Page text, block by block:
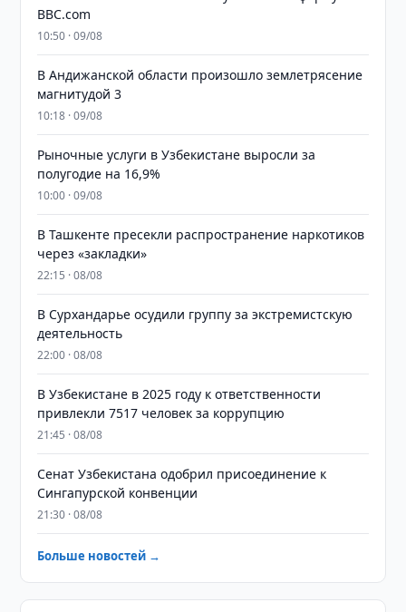
BBC.com
10:50 · 09/08
В Андижанской области произошло землетрясение
магнитудой 3
10:18 · 09/08
Рыночные услуги в Узбекистане выросли за
полугодие на 16,9%
10:00 · 09/08
В Ташкенте пресекли распространение наркотиков
через «закладки»
22:15 · 08/08
В Сурхандарье осудили группу за экстремистскую
деятельность
22:00 · 08/08
В Узбекистане в 2025 году к ответственности
привлекли 7517 человек за коррупцию
21:45 · 08/08
Сенат Узбекистана одобрил присоединение к
Сингапурской конвенции
21:30 · 08/08
Больше новостей →